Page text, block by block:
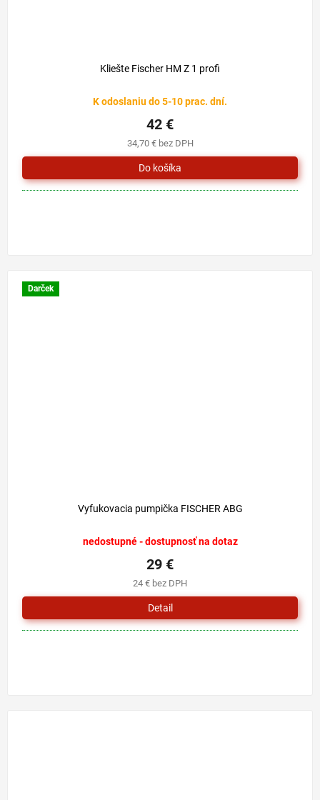
Kliešte Fischer HM Z 1 profi
K odoslaniu do 5-10 prac. dní.
34,70 € bez DPH
42 €
Darček
Vyfukovacia pumpička FISCHER ABG
nedostupné - dostupnosť na dotaz
24 € bez DPH
29 €
Detail